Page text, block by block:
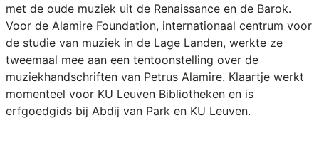
met de oude muziek uit de Renaissance en de Barok.
Voor de Alamire Foundation, internationaal centrum voor
de studie van muziek in de Lage Landen, werkte ze
tweemaal mee aan een tentoonstelling over de
muziekhandschriften van Petrus Alamire. Klaartje werkt
momenteel voor KU Leuven Bibliotheken en is
erfgoedgids bij Abdij van Park en KU Leuven.